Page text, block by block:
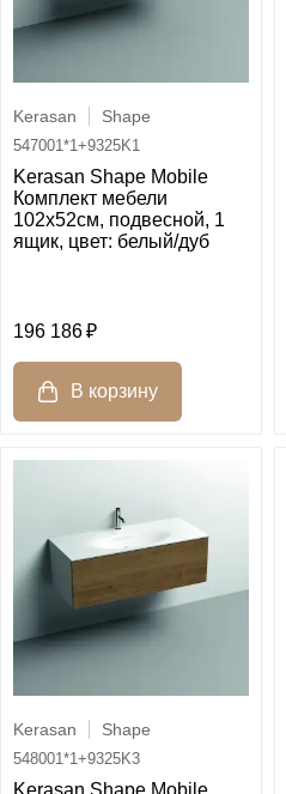
Kerasan Shape
547001*1+9325K1
Kerasan Shape Mobile
Комплект мебели
102х52см, подвесной, 1
ящик, цвет: белый/дуб
196 186
Kerasan Shape
548001*1+9325K3